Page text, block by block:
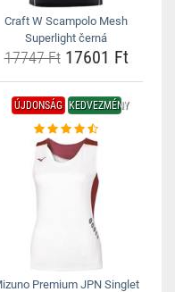
Craft W Scampolo Mesh
Superlight černá
17747 Ft17601 Ft
ÚJDONSÁG KEDVEZMÉNY
Premium JPN Singlet